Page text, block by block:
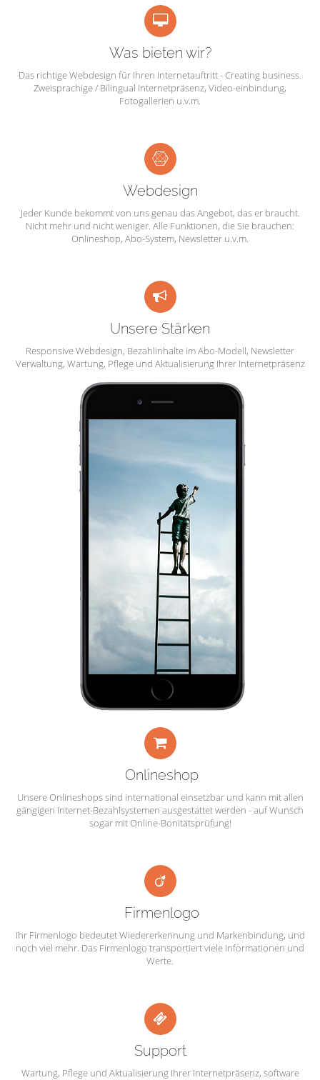
Was bieten wir?
Das richtige Webdesign für Ihren Internetauftritt - Creating business.
Zweisprachige / Bilingual Internetpräsenz, Video-einbindung,
Fotogallerien u.v.m.
Webdesign
Jeder Kunde bekommt von uns genau das Angebot, das er braucht.
Nicht mehr und nicht weniger. Alle Funktionen, die Sie brauchen:
Onlineshop, Abo-System, Newsletter u.v.m.
Unsere Stärken
Responsive Webdesign, Bezahlinhalte im Abo-Modell, Newsletter
Verwaltung, Wartung, Pflege und Aktualisierung Ihrer Internetpräsenz
Onlineshop
Unsere Onlineshops sind international einsetzbar und kann mit allen
gängigen Internet-Bezahlsystemen ausgestattet werden - auf Wunsch
sogar mit Online-Bonitätsprüfung!
Firmenlogo
Ihr Firmenlogo bedeutet Wiedererkennung und Markenbindung, und
noch viel mehr. Das Firmenlogo transportiert viele Informationen und
Werte.
Support
Wartung, Pflege und Aktualisierung Ihrer Internetpräsenz, software